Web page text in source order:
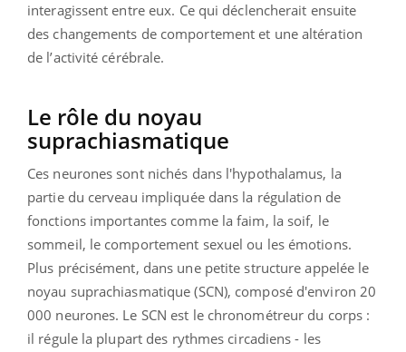
interagissent entre eux. Ce qui déclencherait ensuite
des changements de comportement et une altération
de l’activité cérébrale.
Le rôle du noyau
suprachiasmatique
Ces neurones sont nichés dans l'hypothalamus, la
partie du cerveau impliquée dans la régulation de
fonctions importantes comme la faim, la soif, le
sommeil, le comportement sexuel ou les émotions.
Plus précisément, dans une petite structure appelée le
noyau suprachiasmatique (SCN), composé d'environ 20
000 neurones. Le SCN est le chronométreur du corps :
il régule la plupart des rythmes circadiens - les